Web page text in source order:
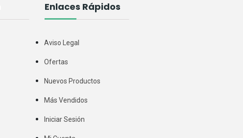
Enlaces Rápidos
Aviso Legal
Ofertas
Nuevos Productos
Más Vendidos
Iniciar Sesión